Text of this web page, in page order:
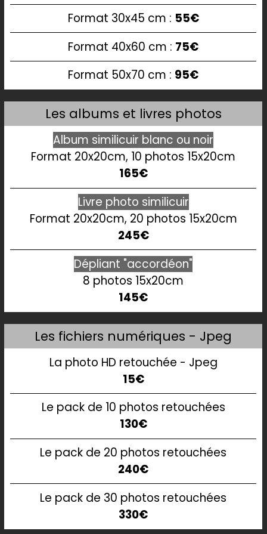
Format 30x45 cm : 55€
Format 40x60 cm : 75€
Format 50x70 cm : 95€
Les albums et livres photos
Album similicuir blanc ou noir
Format 20x20cm, 10 photos 15x20cm
165€
Livre photo similicuir
Format 20x20cm, 20 photos 15x20cm
245€
Dépliant "accordéon"
8 photos 15x20cm
145€
Les fichiers numériques - Jpeg
La photo HD retouchée - Jpeg
15€
Le pack de 10 photos retouchées
130€
Le pack de 20 photos retouchées
240€
Le pack de 30 photos retouchées
330€